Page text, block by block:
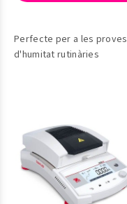
Perfecte per a les proves
d'humitat rutinàries